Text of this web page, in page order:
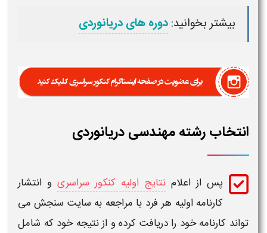
بیشتر بخوانید:دوره های دریانوردی
انتخاب رشته مهندسی دریانوردی
پس از اعلام نتایج اولیه کنکور سراسری و انتشار
کارنامه اولیه هر فرد با مراجعه به سایت سنجش می
تواند کارنامه خود را دریافت کرده و از نتیجه خود که شامل